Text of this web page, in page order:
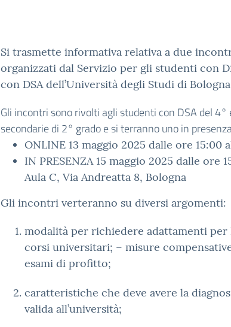
Si trasmette informativa relativa a due
organizzati dal Servizio per gli studenti con
con DSA dell’Università degli Studi di
Gli incontri sono rivolti agli studenti con DSA del 4°
secondarie di 2° grado e si terranno uno in
ONLINE 13 maggio 2025 dalle ore 15:00
IN PRESENZA 15 maggio 2025 dalle ore
Aula C, Via Andreatta 8, Bologna
Gli incontri verteranno su diversi argomenti:
modalità per richiedere adattamenti per
corsi universitari; – misure
esami di profitto;
caratteristiche che deve avere la
valida all’università;